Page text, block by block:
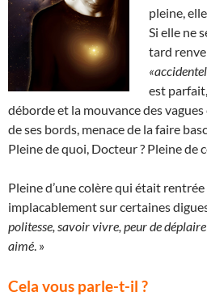
pleine,
Si elle ne
tard
est
déborde et la mouvance des
de ses bords, menace de la faire
Pleine de quoi, Docteur ? Pleine de
Pleine d’une colère qui était
implacablement sur certaines
politesse, savoir vivre, peur de
aimé . »
Cela vous parle-t-il ?